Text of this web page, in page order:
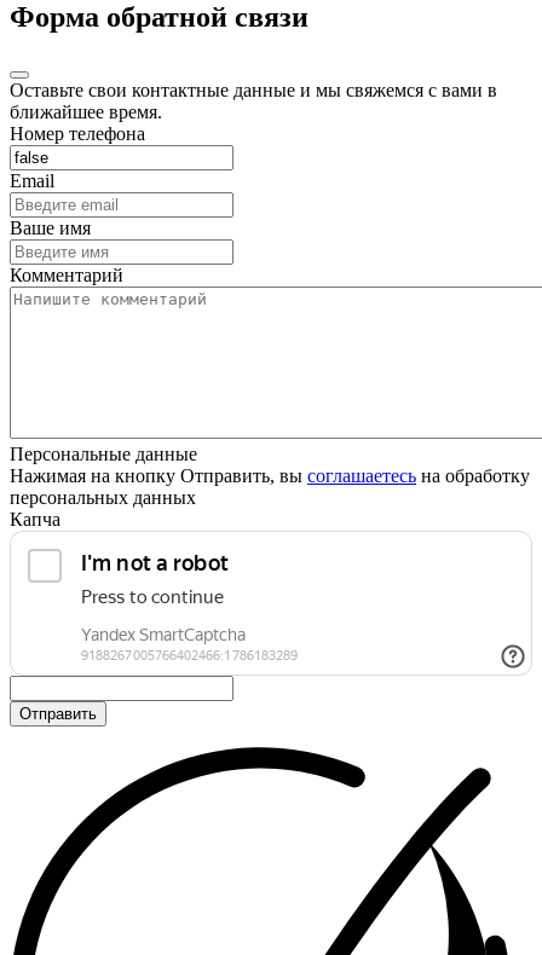
Форма обратной связи
Оставьте свои контактные данные и мы свяжемся с вами в
ближайшее время.
Номер телефона
Email
Ваше имя
Комментарий
Персональные данные
Нажимая на кнопку Отправить, вы соглашаетесь на обработку
персональных данных
Капча
Отправить